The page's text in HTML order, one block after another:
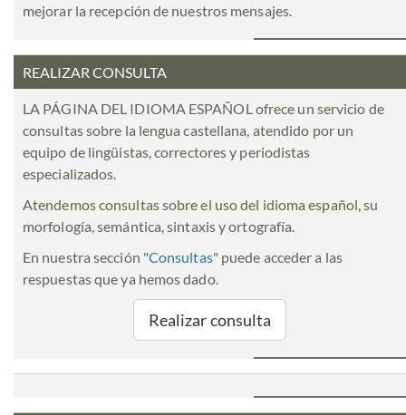
mejorar la recepción de nuestros mensajes.
REALIZAR CONSULTA
LA PÁGINA DEL IDIOMA ESPAÑOL ofrece un servicio de
consultas sobre la lengua castellana, atendido por un
equipo de lingüistas, correctores y periodistas
especializados.
Atendemos consultas sobre el uso del idioma español, su
morfología, semántica, sintaxis y ortografía.
En nuestra sección "Consultas" puede acceder a las
respuestas que ya hemos dado.
Realizar consulta